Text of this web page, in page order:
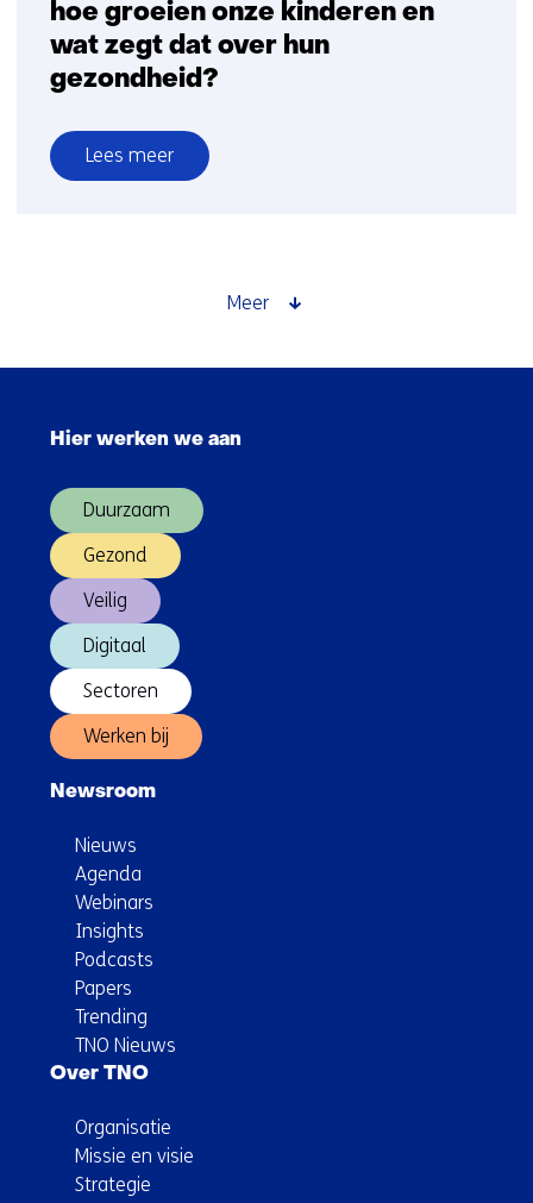
hoe groeien onze kinderen en
wat zegt dat over hun
gezondheid?
Lees meer
over
wat
dat
hun
gezondheid?
Meer
Hier werken we aan
Duurzaam
Gezond
Veilig
Digitaal
Sectoren
Werken bij
Newsroom
Nieuws
Agenda
Webinars
Insights
Podcasts
Papers
Trending
TNO Nieuws
Over TNO
Organisatie
Missie en visie
Strategie